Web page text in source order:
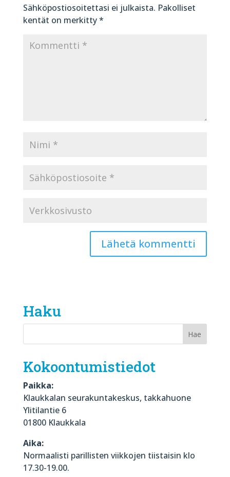
Sähköpostiosoitettasi ei julkaista. Pakolliset
kentät on merkitty*
Haku
Kokoontumistiedot
Paikka:
Klaukkalan seurakuntakeskus, takkahuone
Ylitilantie 6
01800 Klaukkala
Aika:
Normaalisti parillisten viikkojen tiistaisin klo
17.30-19.00.